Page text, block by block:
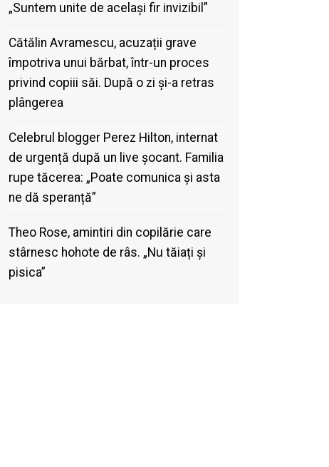
„Suntem unite de același fir invizibil”
Cătălin Avramescu, acuzații grave
împotriva unui bărbat, într-un proces
privind copiii săi. După o zi și-a retras
plângerea
Celebrul blogger Perez Hilton, internat
de urgență după un live șocant. Familia
rupe tăcerea: „Poate comunica și asta
ne dă speranță”
Theo Rose, amintiri din copilărie care
stârnesc hohote de râs. „Nu tăiați și
pisica”